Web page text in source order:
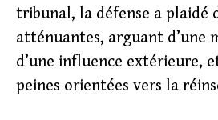
tribunal, la défense a plaidé
atténuantes, arguant d’une
d’une influence extérieure,
peines orientées vers la